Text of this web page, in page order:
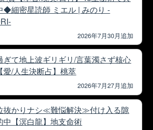
◆細密星読師 ミエル | みのり -
2026年7月30月追加
ぎて地上波ギリギリ/言葉濁さず核心
愛/人生決断占】桃萃
2026年7月27月追加
抜かりナシ≪難悩解決≫付け入る隙
中【溟白龍】地支命術